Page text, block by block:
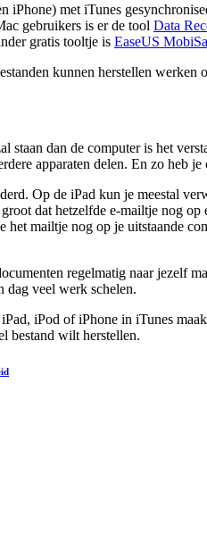
iPhone) met iTunes
gebruikers is er de tool Data
gratis tooltje is EaseUS
kunnen herstellen
staan dan de computer is het
apparaten delen. En zo heb
Op de iPad kun je meestal
dat hetzelfde e-mailtje nog
mailtje nog op je uitstaande
regelmatig naar jezelf
dag veel werk schelen.
iPod of iPhone in iTunes
bestand wilt herstellen.